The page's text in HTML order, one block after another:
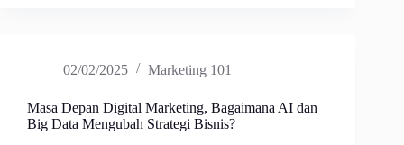
02/02/2025 Marketing 101
Masa Depan Digital Marketing, Bagaimana AI dan
Big Data Mengubah Strategi Bisnis?